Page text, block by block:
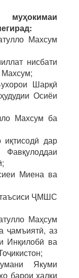
муҳокимаи
:
Махсум
нисбати
Махсум;
Шарқӣ
Осиёи
Махсум ба
дар
Миена ва
ҶМШС
Маҳсум
ҷамъиятӣ, аз
Инқилобӣ ва
Якуми
барои халқи